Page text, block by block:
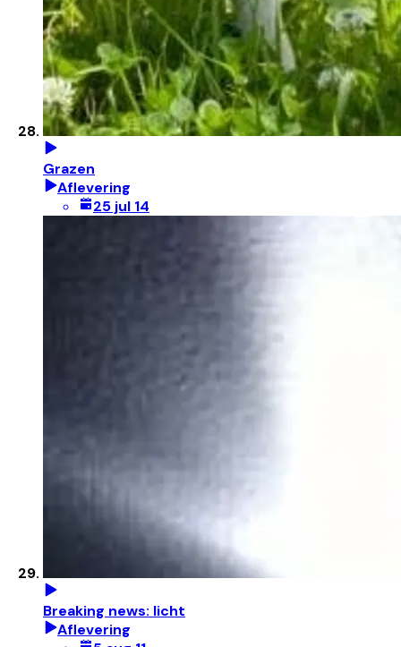
Grazen
Aflevering
25 jul 14
Breaking news: licht
Aflevering